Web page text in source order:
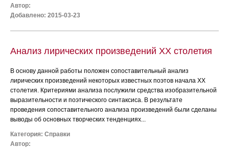
Автор:
Добавлено: 2015-03-23
Анализ лирических произведений ХХ столетия
В основу данной работы положен сопоставительный анализ
лирических произведений некоторых известных поэтов начала ХХ
столетия. Критериями анализа послужили средства изобразительной
выразительности и поэтического синтаксиса. В результате
проведения сопоставительного анализа произведений были сделаны
выводы об основных творческих тенденциях...
Категория: Справки
Автор: